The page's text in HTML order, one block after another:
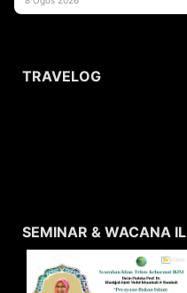
TRAVELOG
SEMINAR & WACANA